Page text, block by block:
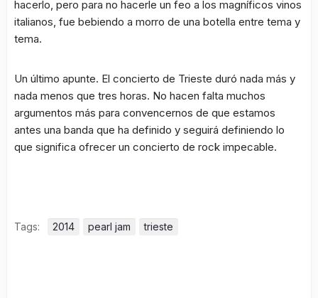
hacerlo, pero para no hacerle un feo a los magníficos vinos
italianos, fue bebiendo a morro de una botella entre tema y
tema.
Un último apunte. El concierto de Trieste duró nada más y
nada menos que tres horas. No hacen falta muchos
argumentos más para convencernos de que estamos
antes una banda que ha definido y seguirá definiendo lo
que significa ofrecer un concierto de rock impecable.
Tags: 2014 pearl jam trieste